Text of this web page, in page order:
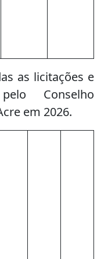
as licitações e
Conselho
em 2026.